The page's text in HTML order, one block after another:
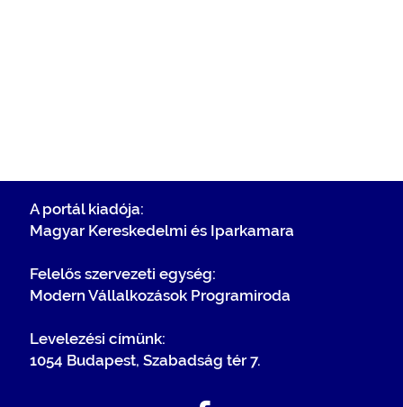
A portál kiadója:
Magyar Kereskedelmi és Iparkamara
Felelős szervezeti egység:
Modern Vállalkozások Programiroda
Levelezési címünk:
1054 Budapest, Szabadság tér 7.